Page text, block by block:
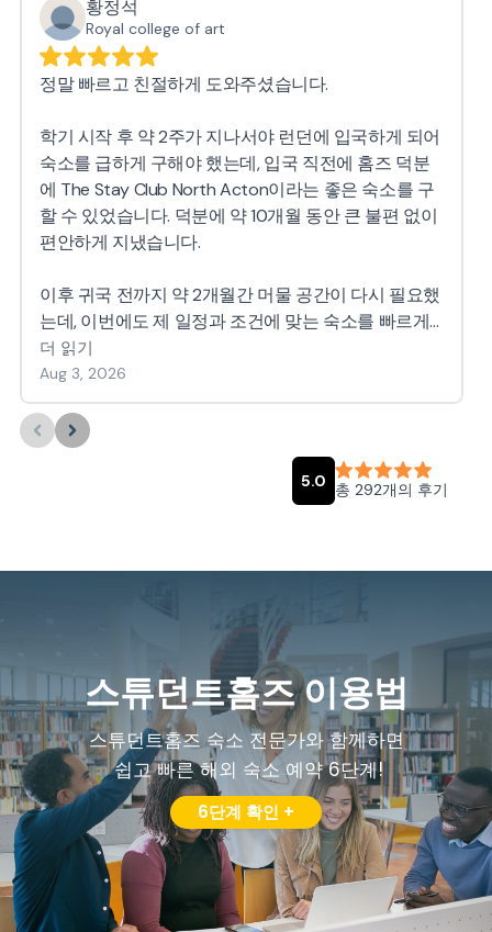
스튜던트홈즈 이용법
스튜던트홈즈 숙소 전문가와 함께하면
쉽고 빠른 해외 숙소 예약 6단계!
6단계 확인 +